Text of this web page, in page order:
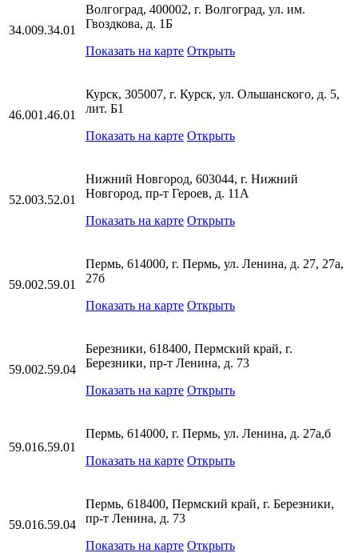
34.009.34.01
Волгоград, 400002, г. Волгоград, ул. им.
Гвоздкова, д. 1Б
Показать на карте Открыть
46.001.46.01
Курск, 305007, г. Курск, ул. Ольшанского, д. 5,
лит. Б1
Показать на карте Открыть
52.003.52.01
Нижний Новгород, 603044, г. Нижний
Новгород, пр-т Героев, д. 11А
Показать на карте Открыть
59.002.59.01
Пермь, 614000, г. Пермь, ул. Ленина, д. 27, 27а,
27б
Показать на карте Открыть
59.002.59.04
Березники, 618400, Пермский край, г.
Березники, пр-т Ленина, д. 73
Показать на карте Открыть
59.016.59.01
Пермь, 614000, г. Пермь, ул. Ленина, д. 27а,б
Показать на карте Открыть
59.016.59.04
Пермь, 618400, Пермский край, г. Березники,
пр-т Ленина, д. 73
Показать на карте Открыть